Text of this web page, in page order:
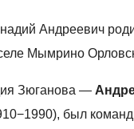
Андреевич
Мымрино
Зюганова —
был